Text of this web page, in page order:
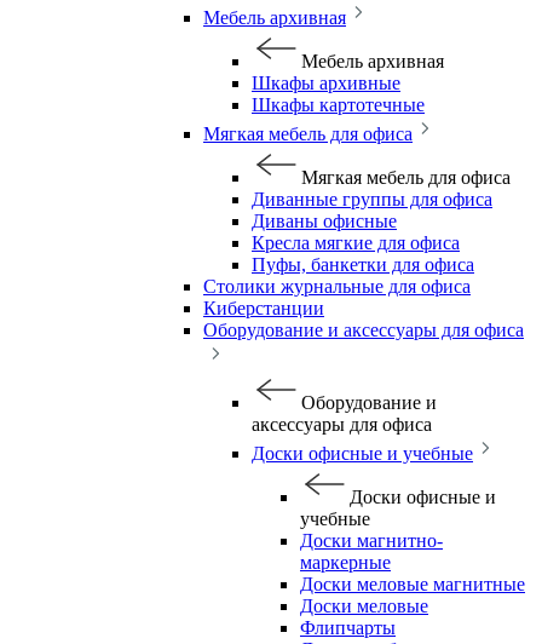
Мебель архивная
Мебель архивная
Шкафы архивные
Шкафы картотечные
Мягкая мебель для офиса
Мягкая мебель для офиса
Диванные группы для офиса
Диваны офисные
Кресла мягкие для офиса
Пуфы, банкетки для офиса
Столики журнальные для офиса
Киберстанции
Оборудование и аксессуары для офиса
Оборудование и
аксессуары для офиса
Доски офисные и учебные
Доски офисные и
учебные
Доски магнитно-
маркерные
Доски меловые магнитные
Доски меловые
Флипчарты